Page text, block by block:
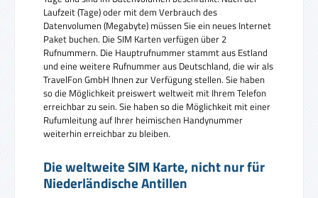
Laufzeit (Tage) oder mit dem Verbrauch des
Datenvolumen (Megabyte) müssen Sie ein neues Internet
Paket buchen. Die SIM Karten verfügen über 2
Rufnummern. Die Hauptrufnummer stammt aus Estland
und eine weitere Rufnummer aus Deutschland, die wir als
TravelFon GmbH Ihnen zur Verfügung stellen. Sie haben
so die Möglichkeit preiswert weltweit mit Ihrem Telefon
erreichbar zu sein. Sie haben so die Möglichkeit mit einer
Rufumleitung auf Ihrer heimischen Handynummer
weiterhin erreichbar zu bleiben.
Die weltweite SIM Karte, nicht nur für
Niederländische Antillen